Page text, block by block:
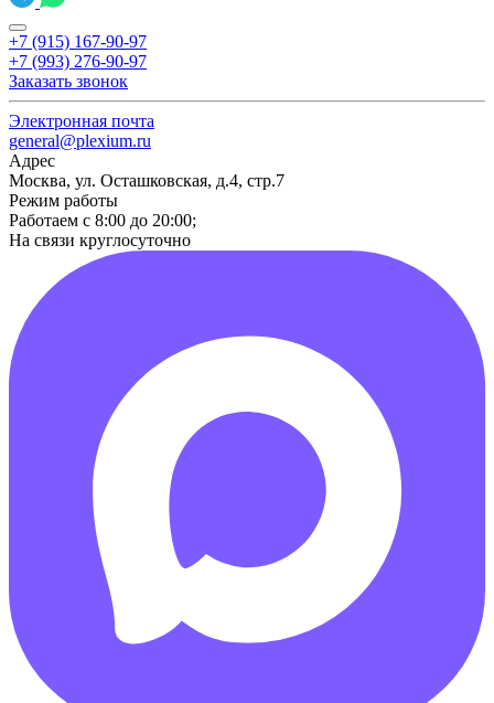
+7 (915) 167-90-97
+7 (993) 276-90-97
Заказать звонок
Электронная почта
general@plexium.ru
Адрес
Москва, ул. Осташковская, д.4, стр.7
Режим работы
Работаем с 8:00 до 20:00;
На связи круглосуточно